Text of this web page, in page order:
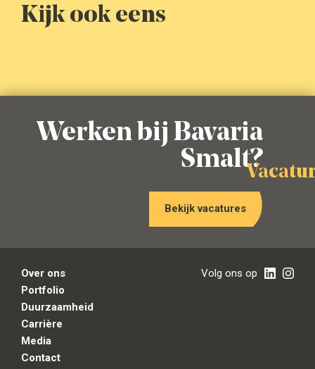
Kijk ook eens
Lees meer
Bier
Lees meer
Lees meer
Alcoholvrij
Lees meer
Lees meer
Bieren
Lees meer
Alcoholvrij
Werken bij Bavaria
Smalt?
Bekijk vacatures
Over ons
Portfolio
Duurzaamheid
Carrière
Media
Contact
Volg ons op